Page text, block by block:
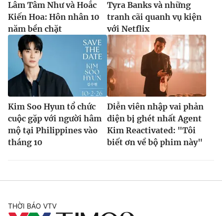
Lâm Tâm Như và Hoắc
Kiến Hoa: Hôn nhân 10
năm bền chặt
Tyra Banks và những
tranh cãi quanh vụ kiện
với Netflix
Kim Soo Hyun tổ chức
cuộc gặp với người hâm
mộ tại Philippines vào
tháng 10
Diễn viên nhập vai phản
diện bị ghét nhất Agent
Kim Reactivated: "Tôi
biết ơn về bộ phim này"
THỜI BÁO VTV